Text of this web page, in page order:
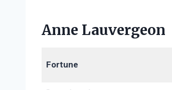
Anne Lauvergeon
Fortune